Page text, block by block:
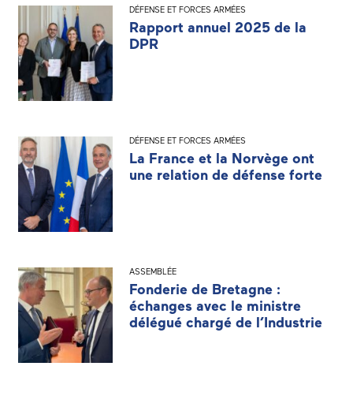
DÉFENSE ET FORCES ARMÉES
Rapport annuel 2025 de la
DPR
DÉFENSE ET FORCES ARMÉES
La France et la Norvège ont
une relation de défense forte
ASSEMBLÉE
Fonderie de Bretagne :
échanges avec le ministre
délégué chargé de l’Industrie